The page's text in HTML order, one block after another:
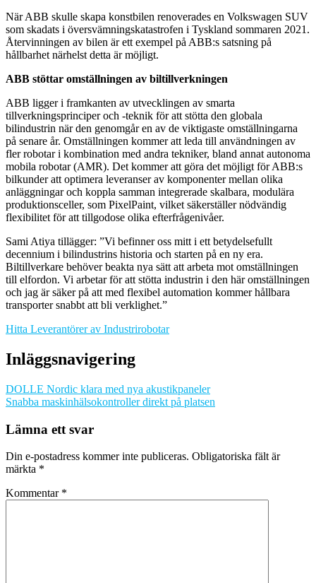
När ABB skulle skapa konstbilen renoverades en Volkswagen SUV
som skadats i översvämningskatastrofen i Tyskland sommaren 2021.
Återvinningen av bilen är ett exempel på ABB:s satsning på
hållbarhet närhelst detta är möjligt.
ABB stöttar omställningen av biltillverkningen
ABB ligger i framkanten av utvecklingen av smarta
tillverkningsprinciper och -teknik för att stötta den globala
bilindustrin när den genomgår en av de viktigaste omställningarna
på senare år. Omställningen kommer att leda till användningen av
fler robotar i kombination med andra tekniker, bland annat autonoma
mobila robotar (AMR). Det kommer att göra det möjligt för ABB:s
bilkunder att optimera leveranser av komponenter mellan olika
anläggningar och koppla samman integrerade skalbara, modulära
produktionsceller, som PixelPaint, vilket säkerställer nödvändig
flexibilitet för att tillgodose olika efterfrågenivåer.
Sami Atiya tillägger: ”Vi befinner oss mitt i ett betydelsefullt
decennium i bilindustrins historia och starten på en ny era.
Biltillverkare behöver beakta nya sätt att arbeta mot omställningen
till elfordon. Vi arbetar för att stötta industrin i den här omställningen
och jag är säker på att med flexibel automation kommer hållbara
transporter snabbt att bli verklighet.”
Hitta Leverantörer av Industrirobotar
Inläggsnavigering
DOLLE Nordic klara med nya akustikpaneler
Snabba maskinhälsokontroller direkt på platsen
Lämna ett svar
Din e-postadress kommer inte publiceras. Obligatoriska fält är
märkta *
Kommentar *